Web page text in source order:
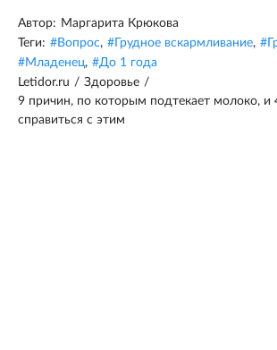
Автор: Маргарита Крюкова
Теги: #Вопрос, # Грудное вскармливание, #
#Младенец, #До 1 года
Letidor.ru / Здоровье /
9 причин, по которым подтекает молоко, и
справиться с этим